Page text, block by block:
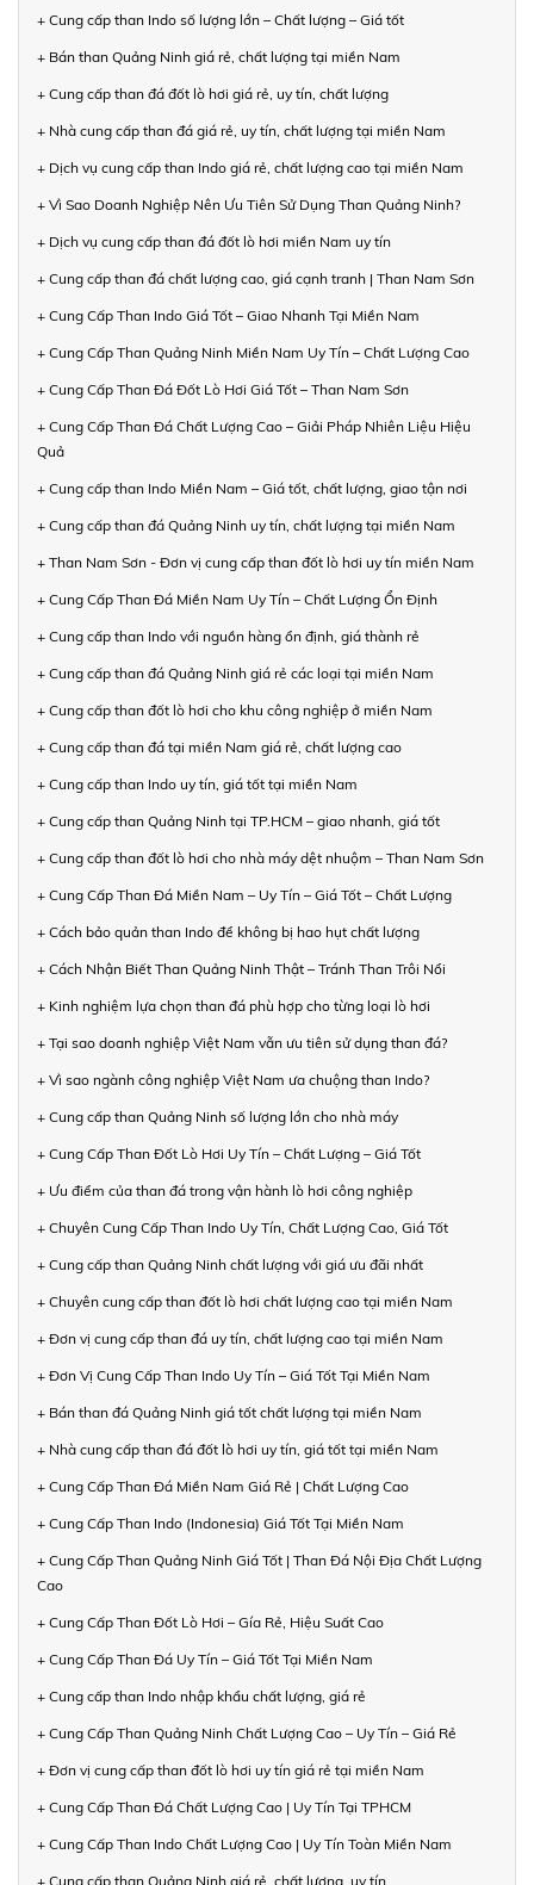
+ Cung cấp than Indo số lượng lớn – Chất lượng – Giá tốt
+ Bán than Quảng Ninh giá rẻ, chất lượng tại miền Nam
+ Cung cấp than đá đốt lò hơi giá rẻ, uy tín, chất lượng
+ Nhà cung cấp than đá giá rẻ, uy tín, chất lượng tại miền Nam
+ Dịch vụ cung cấp than Indo giá rẻ, chất lượng cao tại miền Nam
+ Vì Sao Doanh Nghiệp Nên Ưu Tiên Sử Dụng Than Quảng Ninh?
+ Dịch vụ cung cấp than đá đốt lò hơi miền Nam uy tín
+ Cung cấp than đá chất lượng cao, giá cạnh tranh | Than Nam Sơn
+ Cung Cấp Than Indo Giá Tốt – Giao Nhanh Tại Miền Nam
+ Cung Cấp Than Quảng Ninh Miền Nam Uy Tín – Chất Lượng Cao
+ Cung Cấp Than Đá Đốt Lò Hơi Giá Tốt – Than Nam Sơn
+ Cung Cấp Than Đá Chất Lượng Cao – Giải Pháp Nhiên Liệu Hiệu
Quả
+ Cung cấp than Indo Miền Nam – Giá tốt, chất lượng, giao tận nơi
+ Cung cấp than đá Quảng Ninh uy tín, chất lượng tại miền Nam
+ Than Nam Sơn - Đơn vị cung cấp than đốt lò hơi uy tín miền Nam
+ Cung Cấp Than Đá Miền Nam Uy Tín – Chất Lượng Ổn Định
+ Cung cấp than Indo với nguồn hàng ổn định, giá thành rẻ
+ Cung cấp than đá Quảng Ninh giá rẻ các loại tại miền Nam
+ Cung cấp than đốt lò hơi cho khu công nghiệp ở miền Nam
+ Cung cấp than đá tại miền Nam giá rẻ, chất lượng cao
+ Cung cấp than Indo uy tín, giá tốt tại miền Nam
+ Cung cấp than Quảng Ninh tại TP.HCM – giao nhanh, giá tốt
+ Cung cấp than đốt lò hơi cho nhà máy dệt nhuộm – Than Nam Sơn
+ Cung Cấp Than Đá Miền Nam – Uy Tín – Giá Tốt – Chất Lượng
+ Cách bảo quản than Indo để không bị hao hụt chất lượng
+ Cách Nhận Biết Than Quảng Ninh Thật – Tránh Than Trôi Nổi
+ Kinh nghiệm lựa chọn than đá phù hợp cho từng loại lò hơi
+ Tại sao doanh nghiệp Việt Nam vẫn ưu tiên sử dụng than đá?
+ Vì sao ngành công nghiệp Việt Nam ưa chuộng than Indo?
+ Cung cấp than Quảng Ninh số lượng lớn cho nhà máy
+ Cung Cấp Than Đốt Lò Hơi Uy Tín – Chất Lượng – Giá Tốt
+ Ưu điểm của than đá trong vận hành lò hơi công nghiệp
+ Chuyên Cung Cấp Than Indo Uy Tín, Chất Lượng Cao, Giá Tốt
+ Cung cấp than Quảng Ninh chất lượng với giá ưu đãi nhất
+ Chuyên cung cấp than đốt lò hơi chất lượng cao tại miền Nam
+ Đơn vị cung cấp than đá uy tín, chất lượng cao tại miền Nam
+ Đơn Vị Cung Cấp Than Indo Uy Tín – Giá Tốt Tại Miền Nam
+ Bán than đá Quảng Ninh giá tốt chất lượng tại miền Nam
+ Nhà cung cấp than đá đốt lò hơi uy tín, giá tốt tại miền Nam
+ Cung Cấp Than Đá Miền Nam Giá Rẻ | Chất Lượng Cao
+ Cung Cấp Than Indo (Indonesia) Giá Tốt Tại Miền Nam
+ Cung Cấp Than Quảng Ninh Giá Tốt | Than Đá Nội Địa Chất Lượng
Cao
+ Cung Cấp Than Đốt Lò Hơi – Gía Rẻ, Hiệu Suất Cao
+ Cung Cấp Than Đá Uy Tín – Giá Tốt Tại Miền Nam
+ Cung cấp than Indo nhập khẩu chất lượng, giá rẻ
+ Cung Cấp Than Quảng Ninh Chất Lượng Cao – Uy Tín – Giá Rẻ
+ Đơn vị cung cấp than đốt lò hơi uy tín giá rẻ tại miền Nam
+ Cung Cấp Than Đá Chất Lượng Cao | Uy Tín Tại TPHCM
+ Cung Cấp Than Indo Chất Lượng Cao | Uy Tín Toàn Miền Nam
+ Cung cấp than Quảng Ninh giá rẻ, chất lượng, uy tín